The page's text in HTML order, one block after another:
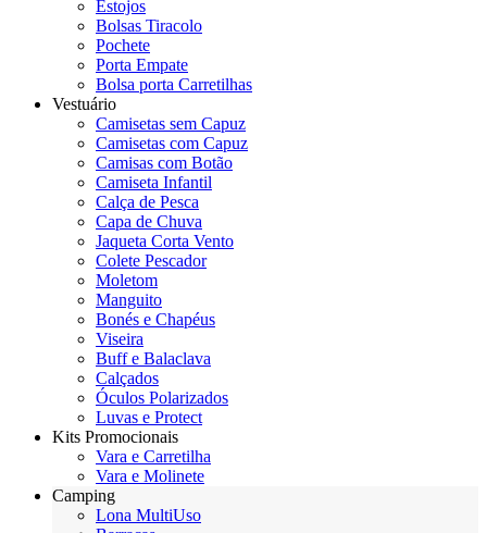
Estojos
Bolsas Tiracolo
Pochete
Porta Empate
Bolsa porta Carretilhas
Vestuário
Camisetas sem Capuz
Camisetas com Capuz
Camisas com Botão
Camiseta Infantil
Calça de Pesca
Capa de Chuva
Jaqueta Corta Vento
Colete Pescador
Moletom
Manguito
Bonés e Chapéus
Viseira
Buff e Balaclava
Calçados
Óculos Polarizados
Luvas e Protect
Kits Promocionais
Vara e Carretilha
Vara e Molinete
Camping
Lona MultiUso